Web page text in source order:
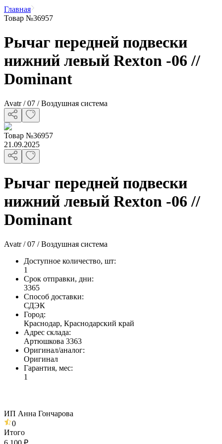
Главная
Товар №36957
Рычаг передней подвески
нижний левый Rexton -06 //
Dominant
Avatr / 07 / Воздушная система
Товар №36957
21.09.2025
Рычаг передней подвески
нижний левый Rexton -06 //
Dominant
Avatr / 07 / Воздушная система
Доступное количество, шт:
1
Срок отправки, дни:
3365
Способ доставки:
СДЭК
Город:
Краснодар, Краснодарский край
Адрес склада:
Артюшкова 3363
Оригинал/аналог:
Оригинал
Гарантия, мес:
1
ИП Анна Гончарова
0
Итого